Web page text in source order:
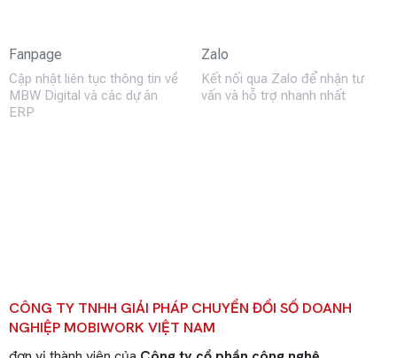
Fanpage
Cập nhật liên tục thông tin về
MBW Digital và các dự án
ERP
Zalo
Kết nối qua Zalo để nhận tư
vấn và hỗ trợ nhanh nhất
CÔNG TY TNHH GIẢI PHÁP CHUYỂN ĐỔI SỐ DOANH
NGHIỆP MOBIWORK VIỆT NAM